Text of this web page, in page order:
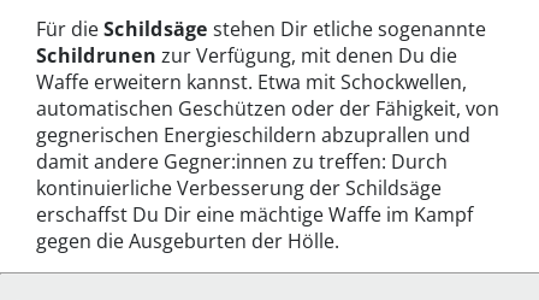
Für dieSchildsäge stehen Dir etliche sogenannte
Schildrunen zur Verfügung, mit denen Du die
Waffe erweitern kannst. Etwa mit Schockwellen,
automatischen Geschützen oder der Fähigkeit, von
gegnerischen Energieschildern abzuprallen und
damit andere Gegner:innen zu treffen: Durch
kontinuierliche Verbesserung der Schildsäge
erschaffst Du Dir eine mächtige Waffe im Kampf
gegen die Ausgeburten der Hölle.